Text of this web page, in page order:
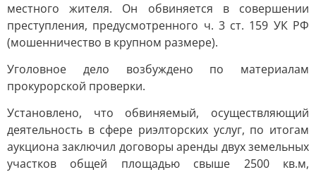
местного жителя. Он обвиняется в совершении
преступления, предусмотренного ч. 3 ст. 159 УК РФ
(мошенничество в крупном размере).
Уголовное дело возбуждено по материалам
прокурорской проверки.
Установлено, что обвиняемый, осуществляющий
деятельность в сфере риэлторских услуг, по итогам
аукциона заключил договоры аренды двух земельных
участков общей площадью свыше 2500 кв.м,